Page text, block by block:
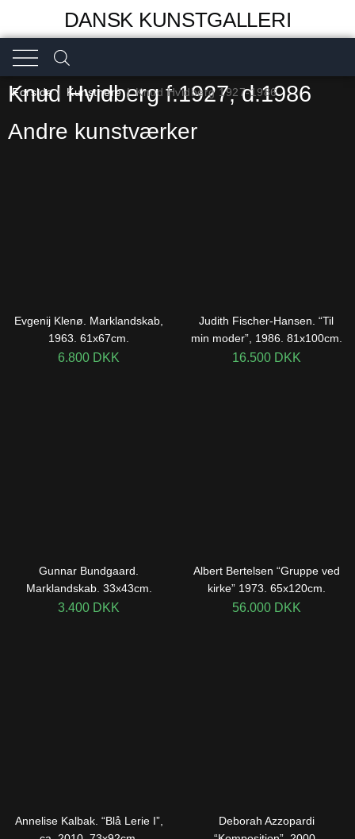
DANSK KUNSTGALLERI
Forside| Kunstnere|Knud Hvidberg 1927-1986
Knud Hvidberg f.1927, d.1986
Andre kunstværker
Evgenij Klenø. Marklandskab,
1963. 61x67cm.
6.800 DKK
Judith Fischer-Hansen. “Til
min moder”, 1986. 81x100cm.
16.500 DKK
Gunnar Bundgaard.
Marklandskab. 33x43cm.
3.400 DKK
Albert Bertelsen “Gruppe ved
kirke” 1973. 65x120cm.
56.000 DKK
Annelise Kalbak. “Blå Lerie I”,
Deborah Azzopardi